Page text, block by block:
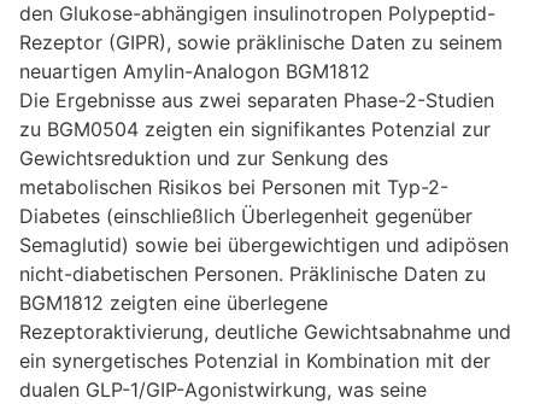
den Glukose-abhängigen insulinotropen Polypeptid-
Rezeptor (GIPR), sowie präklinische Daten zu seinem
neuartigen Amylin-Analogon BGM1812
Die Ergebnisse aus zwei separaten Phase-2-Studien
zu BGM0504 zeigten ein signifikantes Potenzial zur
Gewichtsreduktion und zur Senkung des
metabolischen Risikos bei Personen mit Typ-2-
Diabetes (einschließlich Überlegenheit gegenüber
Semaglutid) sowie bei übergewichtigen und adipösen
nicht-diabetischen Personen. Präklinische Daten zu
BGM1812 zeigten eine überlegene
Rezeptoraktivierung, deutliche Gewichtsabnahme und
ein synergetisches Potenzial in Kombination mit der
dualen GLP-1/GIP-Agonistwirkung, was seine